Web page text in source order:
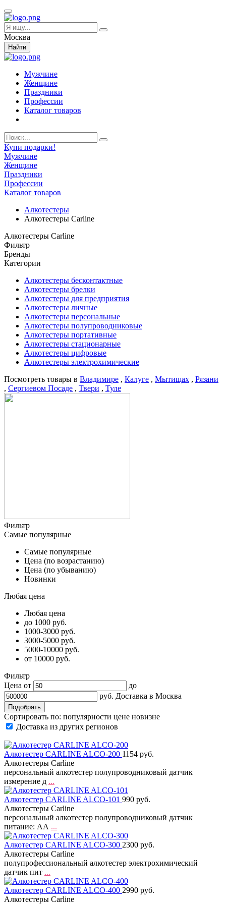
Москва
Найти
Мужчине
Женщине
Праздники
Профессии
Каталог товаров
Купи подарки!
Мужчине
Женщине
Праздники
Профессии
Каталог товаров
Алкотестеры
Алкотестеры Carline
Алкотестеры Carline
Фильтр
Бренды
Категории
Алкотестеры бесконтактные
Алкотестеры брелки
Алкотестеры для предприятия
Алкотестеры личные
Алкотестеры персональные
Алкотестеры полупроводниковые
Алкотестеры портативные
Алкотестеры стационарные
Алкотестеры цифровые
Алкотестеры электрохимические
Посмотреть товары в Владимире , Калуге , Мытищах , Рязани
, Сергиевом Посаде , Твери , Туле
Фильтр
Самые популярные
Самые популярные
Цена (по возрастанию)
Цена (по убыванию)
Новинки
Любая цена
Любая цена
до 1000 руб.
1000-3000 руб.
3000-5000 руб.
5000-10000 руб.
от 10000 руб.
Фильтр
Цена от
до
руб. Доставка в Москва
Сортировать по: популярности цене новизне
Доставка из других регионов
Алкотестер CARLINE ALCO-200 1154 руб.
Алкотестеры Carline
персональный алкотестер полупроводниковый датчик
измерение д ...
Алкотестер CARLINE ALCO-101 990 руб.
Алкотестеры Carline
персональный алкотестер полупроводниковый датчик
питание: АА ...
Алкотестер CARLINE ALCO-300 2300 руб.
Алкотестеры Carline
полупрофессиональный алкотестер электрохимический
датчик пит ...
Алкотестер CARLINE ALCO-400 2990 руб.
Алкотестеры Carline